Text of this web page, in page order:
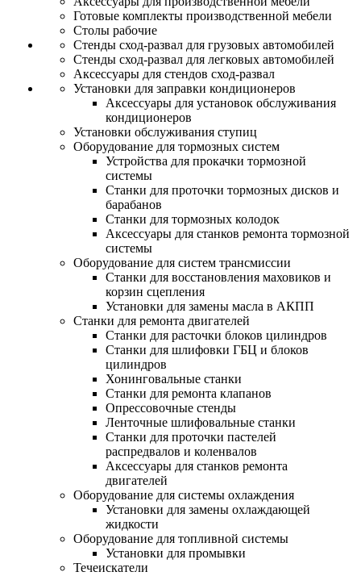
Готовые комплекты производственной мебели
Столы рабочие
Стенды сход-развал для грузовых автомобилей
Стенды сход-развал для легковых автомобилей
Аксессуары для стендов сход-развал
Установки для заправки кондиционеров
Аксессуары для установок обслуживания
кондиционеров
Установки обслуживания ступиц
Оборудование для тормозных систем
Устройства для прокачки тормозной
системы
Станки для проточки тормозных дисков и
барабанов
Станки для тормозных колодок
Аксессуары для станков ремонта тормозной
системы
Оборудование для систем трансмиссии
Станки для восстановления маховиков и
корзин сцепления
Установки для замены масла в АКПП
Станки для ремонта двигателей
Станки для расточки блоков цилиндров
Станки для шлифовки ГБЦ и блоков
цилиндров
Хонинговальные станки
Станки для ремонта клапанов
Опрессовочные стенды
Ленточные шлифовальные станки
Станки для проточки пастелей
распредвалов и коленвалов
Аксессуары для станков ремонта
двигателей
Оборудование для системы охлаждения
Установки для замены охлаждающей
жидкости
Оборудование для топливной системы
Установки для промывки
Течеискатели